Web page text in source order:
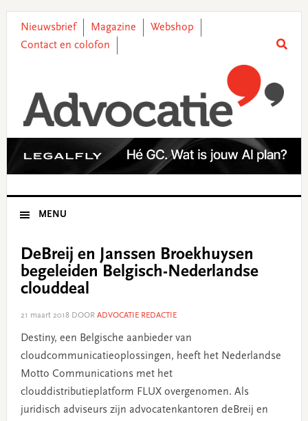
primary
main
primary
footer
Nieuwsbrief Magazine
Webshop
Contact en colofon
MENU
DeBreij en Janssen Broekhuysen
begeleiden Belgisch-Nederlandse
clouddeal
21 maart 2018DOOR ADVOCATIE REDACTIE
Destiny, een Belgische aanbieder van
cloudcommunicatieoplossingen, heeft het Nederlandse
Motto Communications met het
clouddistributieplatform FLUX overgenomen. Als
juridisch adviseurs zijn advocatenkantoren deBreij en